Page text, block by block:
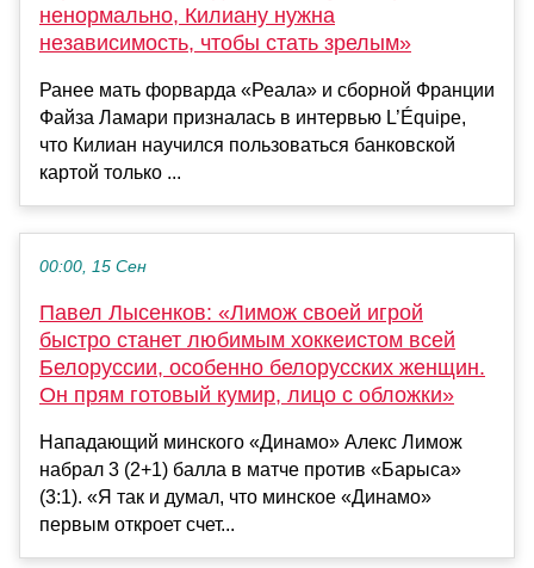
ненормально, Килиану нужна
независимость, чтобы стать зрелым»
Ранее мать форварда «Реала» и сборной Франции
Файза Ламари призналась в интервью L’Équipe,
что Килиан научился пользоваться банковской
картой только ...
00:00, 15 Сен
Павел Лысенков: «Лимож своей игрой
быстро станет любимым хоккеистом всей
Белоруссии, особенно белорусских женщин.
Он прям готовый кумир, лицо с обложки»
Нападающий минского «Динамо» Алекс Лимож
набрал 3 (2+1) балла в матче против «Барыса»
(3:1). «Я так и думал, что минское «Динамо»
первым откроет счет...